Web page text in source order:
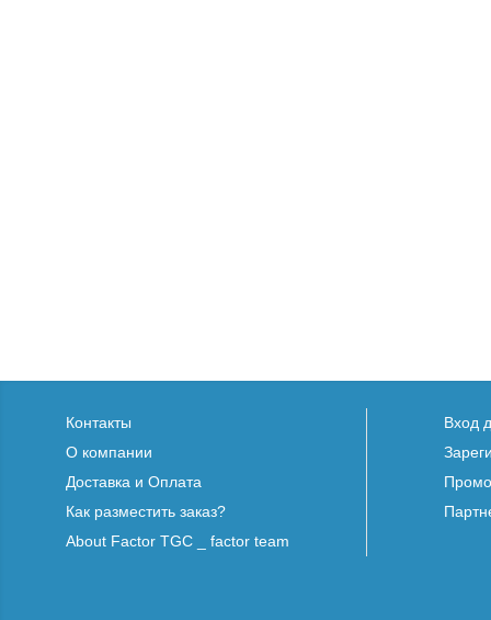
Контакты
О компании
Доставка и Оплата
Как разместить заказ?
About Factor TGC _ factor team
Вход